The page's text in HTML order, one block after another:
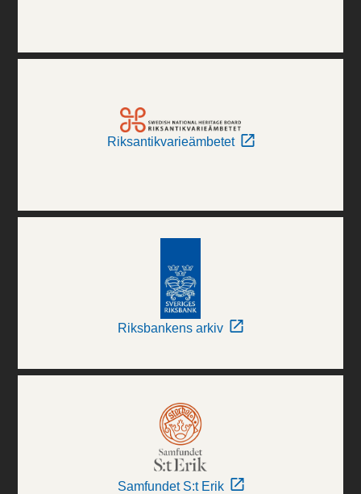
Riksantikvarieämbetet
Riksbankens arkiv
Samfundet S:t Erik